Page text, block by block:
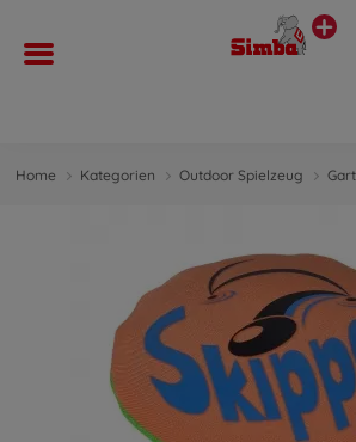
Home Kategorien Outdoor Spielzeug